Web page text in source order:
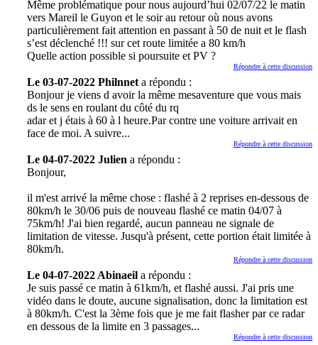
Même problématique pour nous aujourd’hui 02/07/22 le matin
vers Mareil le Guyon et le soir au retour où nous avons
particulièrement fait attention en passant à 50 de nuit et le flash
s’est déclenché !!! sur cet route limitée a 80 km/h
Quelle action possible si poursuite et PV ?
Répondre à cette discussion
Le 03-07-2022 Philnnet a répondu :
Bonjour je viens d avoir la même mesaventure que vous mais
ds le sens en roulant du côté du rq
adar et j étais à 60 à l heure.Par contre une voiture arrivait en
face de moi. A suivre...
Répondre à cette discussion
Le 04-07-2022 Julien a répondu :
Bonjour,
il m'est arrivé la même chose : flashé à 2 reprises en-dessous de
80km/h le 30/06 puis de nouveau flashé ce matin 04/07 à
75km/h! J'ai bien regardé, aucun panneau ne signale de
limitation de vitesse. Jusqu'à présent, cette portion était limitée à
80km/h.
Répondre à cette discussion
Le 04-07-2022 Abinaeil a répondu :
Je suis passé ce matin à 61km/h, et flashé aussi. J'ai pris une
vidéo dans le doute, aucune signalisation, donc la limitation est
à 80km/h. C'est la 3ème fois que je me fait flasher par ce radar
en dessous de la limite en 3 passages...
Répondre à cette discussion